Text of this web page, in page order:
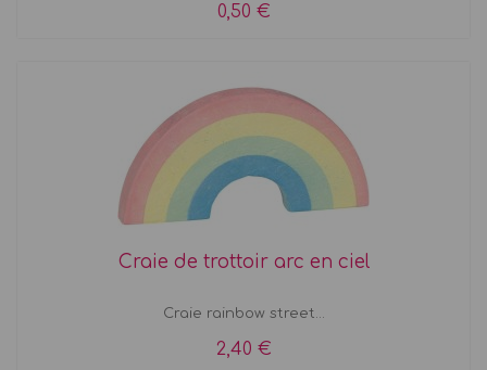
0,50 €
Craie de trottoir arc en ciel
Craie rainbow street...
2,40 €